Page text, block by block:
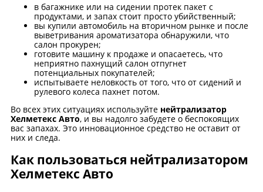
в багажнике или на сидении протек пакет с
продуктами, и запах стоит просто убийственный;
вы купили автомобиль на вторичном рынке и после
выветривания ароматизатора обнаружили, что
салон прокурен;
готовите машину к продаже и опасаетесь, что
неприятно пахнущий салон отпугнет
потенциальных покупателей;
испытываете неловкость от того, что от сидений и
рулевого колеса пахнет потом.
Во всех этих ситуациях используйте нейтрализатор
Хелметекс Авто, и вы надолго забудете о беспокоящих
вас запахах. Это инновационное средство не оставит от
них и следа.
Как пользоваться нейтрализатором
Хелметекс Авто